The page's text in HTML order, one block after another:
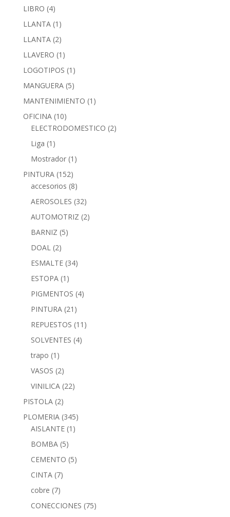
LIBRO (4)
LLANTA (1)
LLANTA (2)
LLAVERO (1)
LOGOTIPOS (1)
MANGUERA (5)
MANTENIMIENTO (1)
OFICINA (10)
ELECTRODOMESTICO (2)
Liga (1)
Mostrador (1)
PINTURA (152)
accesorios (8)
AEROSOLES (32)
AUTOMOTRIZ (2)
BARNIZ (5)
DOAL (2)
ESMALTE (34)
ESTOPA (1)
PIGMENTOS (4)
PINTURA (21)
REPUESTOS (11)
SOLVENTES (4)
trapo (1)
VASOS (2)
VINILICA (22)
PISTOLA (2)
PLOMERIA (345)
AISLANTE (1)
BOMBA (5)
CEMENTO (5)
CINTA (7)
cobre (7)
CONECCIONES (75)